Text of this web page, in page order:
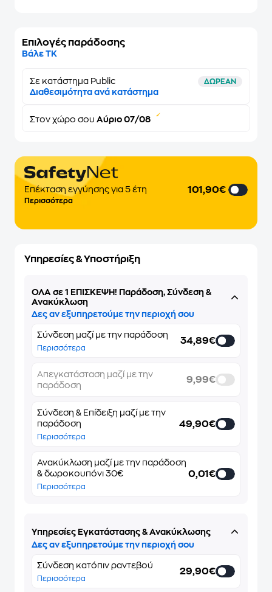
Επιλογές παράδοσης
Βάλε ΤΚ
Σε κατάστημα Public ΔΩΡΕΑΝ
Διαθεσιμότητα ανά κατάστημα
Στον χώρο σου Αύριο 07/08
Επέκταση εγγύησης για 5 έτη
Περισσότερα
101,90€
Υπηρεσίες & Υποστήριξη
ΌΛΑ σε 1 ΕΠΙΣΚΕΨΗ! Παράδοση, Σύνδεση &
Ανακύκλωση
Δες αν εξυπηρετούμε την περιοχή σου
Σύνδεση μαζί με την παράδοση
Περισσότερα
34,89€
Απεγκατάσταση μαζί με την
παράδοση
9,99€
Σύνδεση & Επίδειξη μαζί με την
παράδοση
Περισσότερα
49,90€
Ανακύκλωση μαζί με την παράδοση
& δωροκουπόνι 30€
Περισσότερα
0,01€
Υπηρεσίες Εγκατάστασης & Ανακύκλωσης
Δες αν εξυπηρετούμε την περιοχή σου
Σύνδεση κατόπιν ραντεβού
Περισσότερα
29,90€